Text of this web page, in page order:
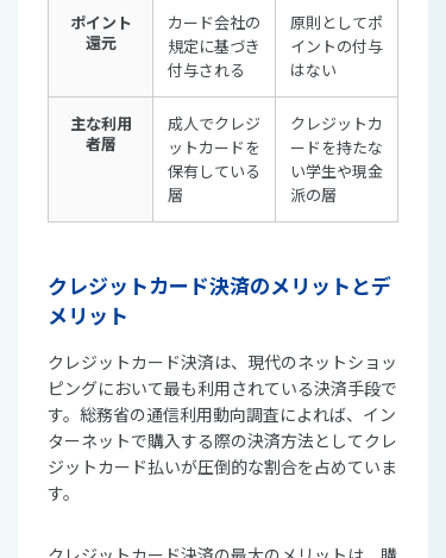
ポイント
還元
カード会社の
規定に基づき
付与される
原則としてポ
イントの付与
はない
主な利用
者層
成人でクレジ
ットカードを
保有している
層
クレジットカ
ードを持たな
い学生や現金
派の層
クレジットカード決済のメリットとデ
メリット
クレジットカード決済は、現代のネットショッ
ピングにおいて最も利用されている決済手段で
す。総務省の通信利用動向調査によれば、イン
ターネットで購入する際の決済方法としてクレ
ジットカード払いが圧倒的な割合を占めていま
す。